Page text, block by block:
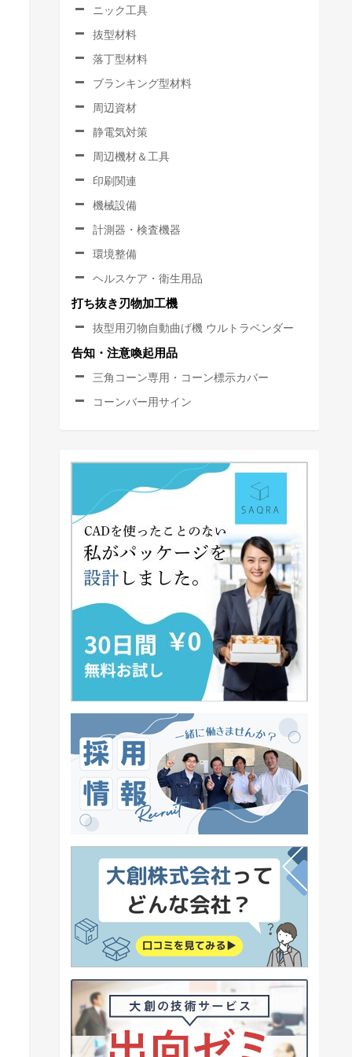
ニック工具
抜型材料
落丁型材料
ブランキング型材料
周辺資材
静電気対策
周辺機材＆工具
印刷関連
機械設備
計測器・検査機器
環境整備
ヘルスケア・衛生用品
打ち抜き刃物加工機
抜型用刃物自動曲げ機 ウルトラベンダー
告知・注意喚起用品
三角コーン専用・コーン標示カバー
コーンバー用サイン